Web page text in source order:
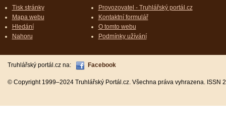
Tisk stránky
Mapa webu
Hledání
Nahoru
Provozovatel - Truhlářský portál.cz
Kontaktní formulář
O tomto webu
Podmínky užívání
Truhlářský portál.cz na: Facebook
© Copyright 1999–2024 Truhlářský Portál.cz. Všechna práva vyhrazena.